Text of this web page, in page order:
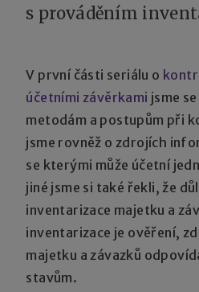
s prováděním
V první části seriálu o
účetními závěrkami jsme
metodám a postupům při
jsme rovněž o zdrojích
se kterými může účetní
jiné jsme si také řekli, že
inventarizace majetku a
inventarizace je ověření,
majetku a závazků
stavům.